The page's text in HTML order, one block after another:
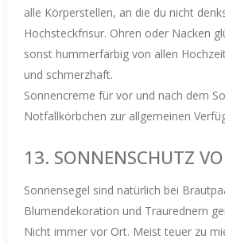
alle Körperstellen, an die du nicht
Hochsteckfrisur. Ohren oder Nacken
sonst hummerfarbig von allen
und schmerzhaft.
Sonnencreme für vor und nach dem
Notfallkörbchen zur allgemeinen
13. SONNENSCHUTZ
Sonnensegel sind natürlich bei
Blumendekoration und Traurednern
Nicht immer vor Ort. Meist teuer zu